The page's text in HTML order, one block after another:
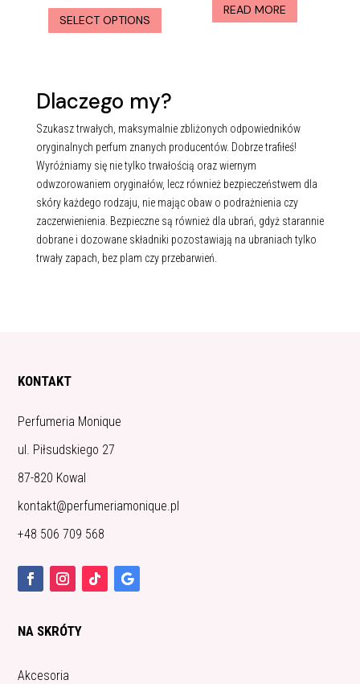
SELECT OPTIONS
READ MORE
Dlaczego my?
Szukasz trwałych, maksymalnie zbliżonych odpowiedników
oryginalnych perfum znanych producentów. Dobrze trafiłeś!
Wyróżniamy się nie tylko trwałością oraz wiernym
odwzorowaniem oryginałów, lecz również bezpieczeństwem dla
skóry każdego rodzaju, nie mając obaw o podrażnienia czy
zaczerwienienia. Bezpieczne są również dla ubrań, gdyż starannie
dobrane i dozowane składniki pozostawiają na ubraniach tylko
trwały zapach, bez plam czy przebarwień.
KONTAKT
Perfumeria Monique
ul. Piłsudskiego 27
87-820 Kowal
kontakt@perfumeriamonique.pl
+48 506 709 568
NA SKRÓTY
Akcesoria